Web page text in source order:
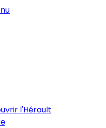
l'Hérault